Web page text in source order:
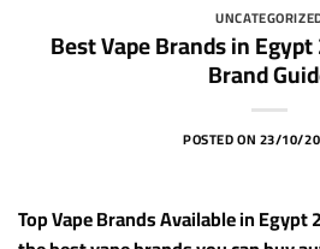
Best Vape Brands in
Brand
POSTED ON23/10/
Top Vape Brands Available in